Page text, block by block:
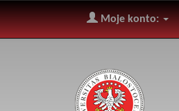
Moje konto: